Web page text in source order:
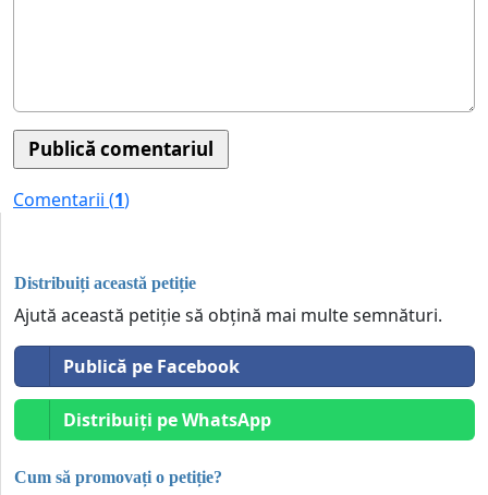
Comentarii (1)
Distribuiți această petiție
Ajută această petiție să obțină mai multe semnături.
Publică pe Facebook
Distribuiți pe WhatsApp
Cum să promovați o petiție?